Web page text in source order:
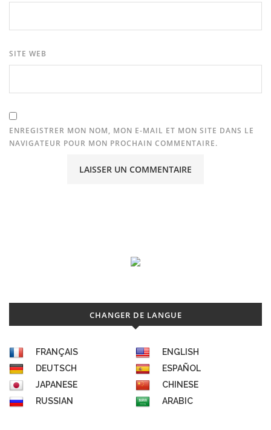
SITE WEB
ENREGISTRER MON NOM, MON E-MAIL ET MON SITE DANS LE
NAVIGATEUR POUR MON PROCHAIN COMMENTAIRE.
CHANGER DE LANGUE
FRANÇAIS
ENGLISH
DEUTSCH
ESPAÑOL
JAPANESE
CHINESE
RUSSIAN
ARABIC